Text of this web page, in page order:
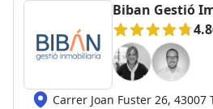
Biban Gestió
4.8
Carrer Joan Fuster 26, 43007